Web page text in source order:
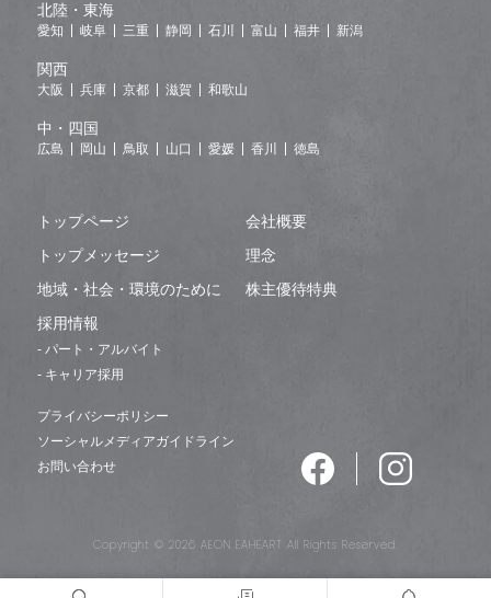
トップページ
会社概要
トップメッセージ
理念
地域・社会・環境のために
株主優待特典
採用情報
- パート・アルバイト
- キャリア採用
プライバシーポリシー
ソーシャルメディアガイドライン
お問い合わせ
北陸・東海
愛知 岐阜 三重 静岡 石川 富山 福井 新潟
関西
大阪 兵庫 京都 滋賀 和歌山
中・四国
広島 岡山 鳥取 山口 愛媛 香川 徳島
Copyright © 2026 AEON EAHEART All Rights Reserved.